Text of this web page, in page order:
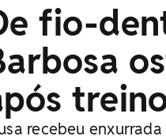
fio-
recebeu